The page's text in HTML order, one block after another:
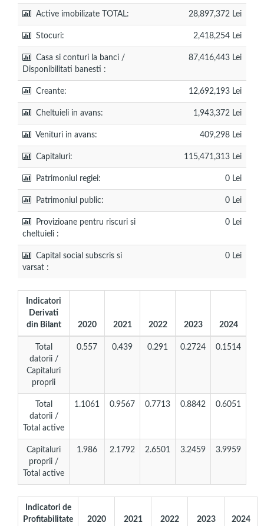
Active imobilizate TOTAL: 28,897,372 Lei
Stocuri: 2,418,254 Lei
Casa si conturi la banci /
Disponibilitati banesti :
87,416,443 Lei
Creante: 12,692,193 Lei
Cheltuieli in avans: 1,943,372 Lei
Venituri in avans: 409,298 Lei
Capitaluri: 115,471,313 Lei
Patrimoniul regiei: 0 Lei
Patrimoniul public: 0 Lei
Provizioane pentru riscuri si
cheltuieli :
0 Lei
Capital social subscris si
varsat :
0 Lei
Indicatori
Derivati
din Bilant
2020 2021 2022 2023 2024
Total
datorii /
Capitaluri
proprii
0.557 0.439 0.291 0.2724 0.1514
Total
datorii /
Total active
1.1061 0.9567 0.7713 0.8842 0.6051
Capitaluri
proprii /
Total active
1.986 2.1792 2.6501 3.2459 3.9959
Indicatori de
Profitabilitate
2020 2021 2022 2023 2024